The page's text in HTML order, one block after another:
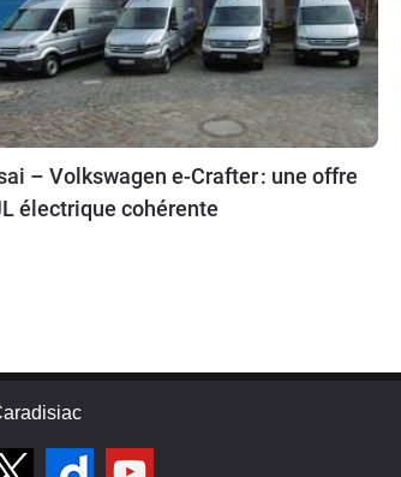
– Volkswagen e-Crafter : une offre
électrique cohérente